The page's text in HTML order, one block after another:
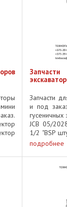
Запчасти
и под
гусеничных
JCB 05/
1/2 "BSP
JCB
подробнее